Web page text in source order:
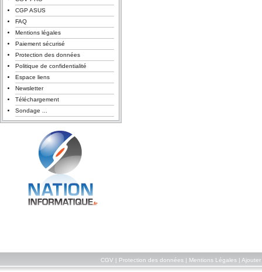
CGP ASUS
FAQ
Mentions légales
Paiement sécurisé
Protection des données
Politique de confidentialité
Espace liens
Newsletter
Téléchargement
Sondage ...
CGV Protection des données| Mentions Légales| Ajouter